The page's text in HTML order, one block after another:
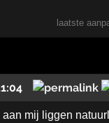
laatste
aan mij liggen